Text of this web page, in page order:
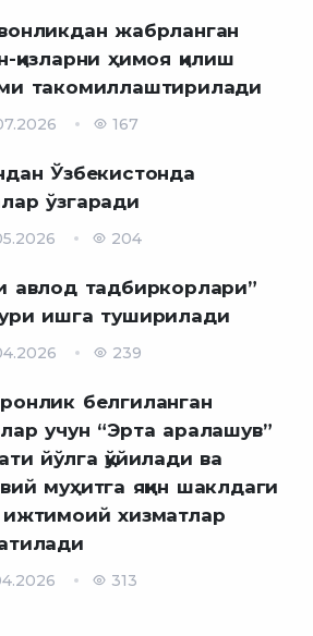
жабрланган
қизларни ҳимоя қилиш
такомиллаштирилади
167
Ўзбекистонда
ўзгаради
204
авлод тадбиркорлари”
ишга туширилади
239
белгиланган
учун “Эрта аралашув”
йўлга қўйилади ва
муҳитга яқин шаклдаги
ижтимоий хизматлар
313